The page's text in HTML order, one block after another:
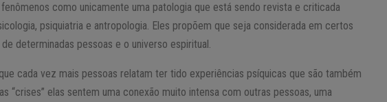
como unicamente uma patologia que está sendo revista e criticada
psiquiatria e antropologia. Eles propõem que seja considerada em certos
determinadas pessoas e o universo espiritual.
cada vez mais pessoas relatam ter tido experiências psíquicas que são também
“crises” elas sentem uma conexão muito intensa com outras pessoas, uma